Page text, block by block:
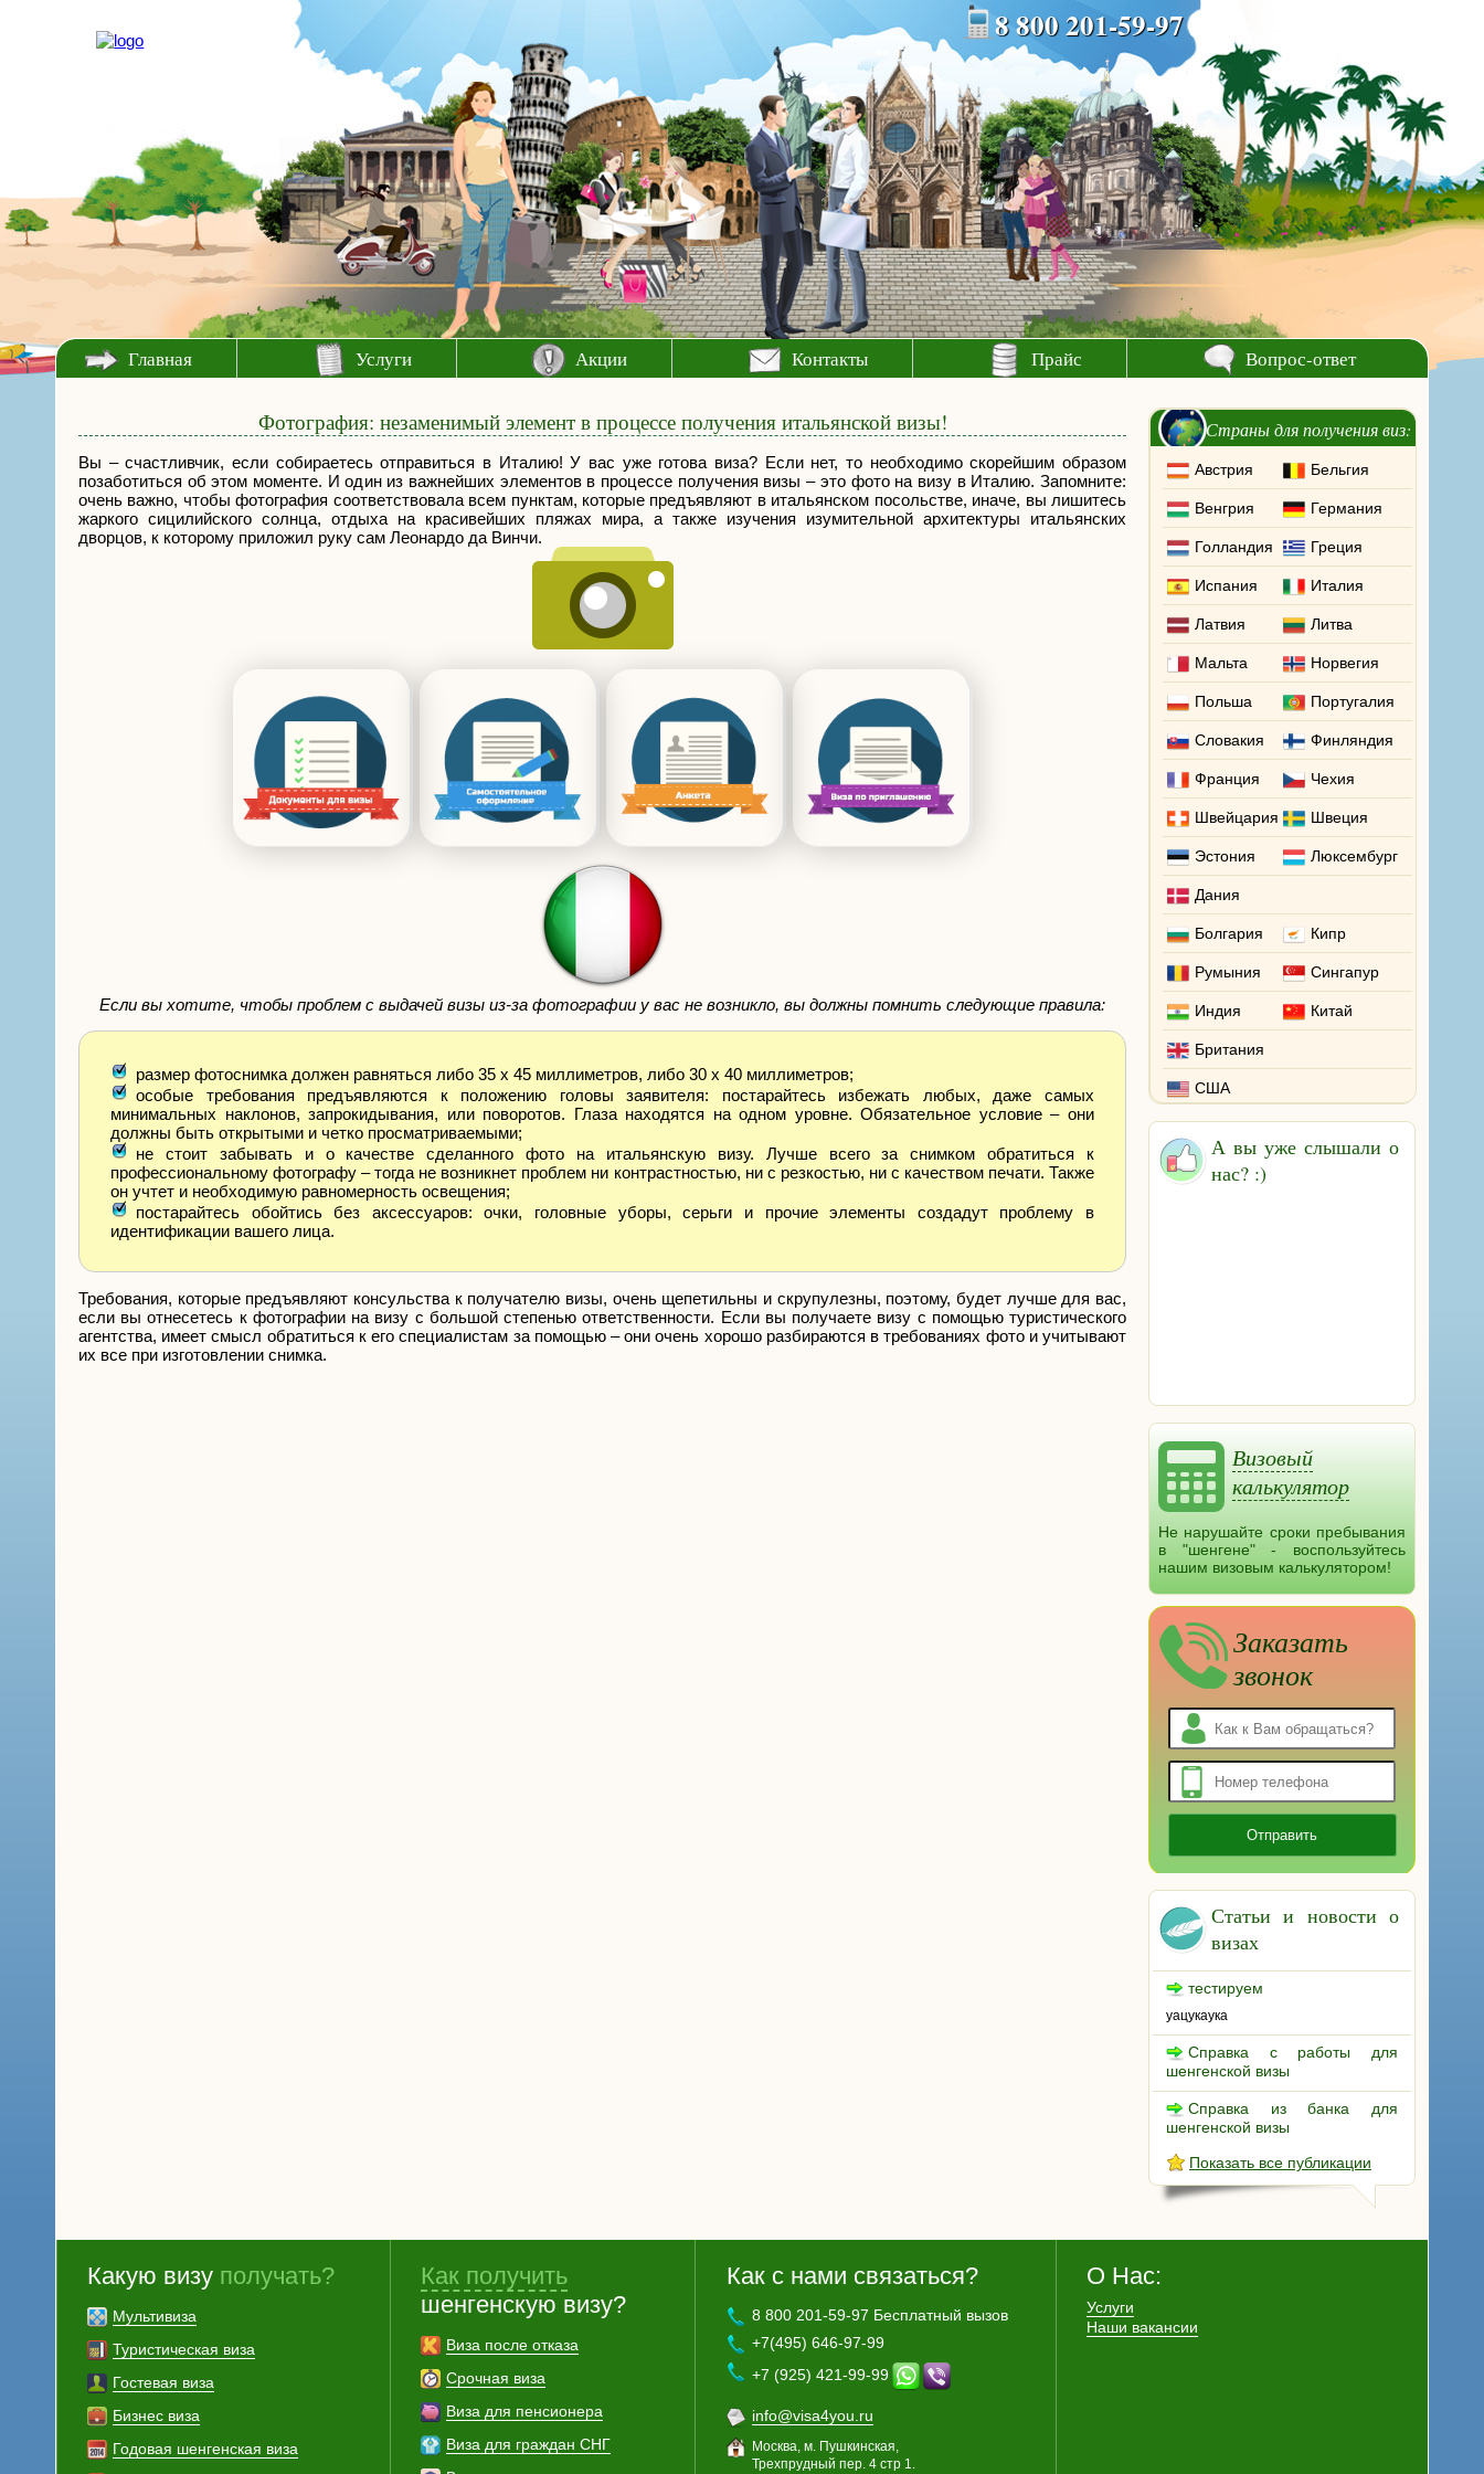
8 800 201-59-97
Главная Услуги Акции Контакты Прайс Вопрос-ответ
Страны для получения виз:
Австрия Бельгия
Венгрия Германия
Голландия Греция
Испания Италия
Латвия Литва
Мальта Норвегия
Польша Португалия
Словакия Финляндия
Франция Чехия
Швейцария Швеция
Эстония Люксембург
Дания
Болгария Кипр
Румыния Сингапур
Индия Китай
Британия
США
А вы уже слышали о
нас? :)
Визовый
калькулятор
Не нарушайте сроки пребывания
в "шенгене" - воспользуйтесь
нашим визовым калькулятором!
Заказать
звонок
Статьи и новости о
визах
тестируем
уацукаука
Справка с работы для
шенгенской визы
Справка из банка для
шенгенской визы
Показать все публикации
Фотография: незаменимый элемент в процессе получения итальянской визы!
Вы – счастливчик, если собираетесь отправиться в Италию! У вас уже готова виза? Если нет, то необходимо скорейшим образом
позаботиться об этом моменте. И один из важнейших элементов в процессе получения визы – это фото на визу в Италию. Запомните:
очень важно, чтобы фотография соответствовала всем пунктам, которые предъявляют в итальянском посольстве, иначе, вы лишитесь
жаркого сицилийского солнца, отдыха на красивейших пляжах мира, а также изучения изумительной архитектуры итальянских
дворцов, к которому приложил руку сам Леонардо да Винчи.
Если вы хотите, чтобы проблем с выдачей визы из-за фотографии у вас не возникло, вы должны помнить следующие правила:
размер фотоснимка должен равняться либо 35 х 45 миллиметров, либо 30 х 40 миллиметров;
особые требования предъявляются к положению головы заявителя: постарайтесь избежать любых, даже самых
минимальных наклонов, запрокидывания, или поворотов. Глаза находятся на одном уровне. Обязательное условие – они
должны быть открытыми и четко просматриваемыми;
не стоит забывать и о качестве сделанного фото на итальянскую визу. Лучше всего за снимком обратиться к
профессиональному фотографу – тогда не возникнет проблем ни контрастностью, ни с резкостью, ни с качеством печати. Также
он учтет и необходимую равномерность освещения;
постарайтесь обойтись без аксессуаров: очки, головные уборы, серьги и прочие элементы создадут проблему в
идентификации вашего лица.
Требования, которые предъявляют консульства к получателю визы, очень щепетильны и скрупулезны, поэтому, будет лучше для вас,
если вы отнесетесь к фотографии на визу с большой степенью ответственности. Если вы получаете визу с помощью туристического
агентства, имеет смысл обратиться к его специалистам за помощью – они очень хорошо разбираются в требованиях фото и учитывают
их все при изготовлении снимка.
Какую визу получать?
Мультивиза
Туристическая виза
Гостевая виза
Бизнес виза
Годовая шенгенская виза
Как получить
шенгенскую визу?
Виза после отказа
Срочная виза
Виза для пенсионера
Виза для граждан СНГ
Как с нами связаться?
8 800 201-59-97 Бесплатный вызов
+7(495) 646-97-99
+7 (925) 421-99-99
info@visa4you.ru
Москва, м. Пушкинская,
Трехпрудный пер. 4 стр 1.
О Нас:
Услуги
Наши вакансии